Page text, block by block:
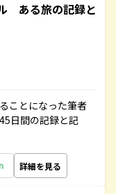
ある旅の記録と
ことになった筆者
日間の記録と記
詳細を見る